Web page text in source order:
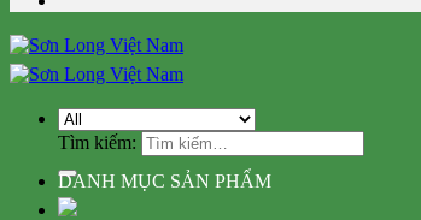
Tìm kiếm:
DANH MỤC SẢN PHẨM